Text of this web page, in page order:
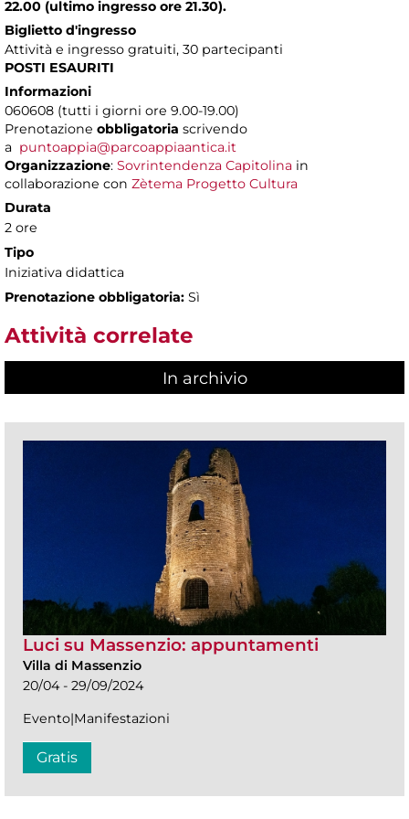
22.00 (ultimo ingresso ore 21.30).
Biglietto d'ingresso
Attività e ingresso gratuiti, 30 partecipanti
POSTI ESAURITI
Informazioni
060608 (tutti i giorni ore 9.00-19.00)
Prenotazione obbligatoria scrivendo
a puntoappia@parcoappiaantica.it
Organizzazione: Sovrintendenza Capitolina in
collaborazione con Zètema Progetto Cultura
Durata
2 ore
Tipo
Iniziativa didattica
Prenotazione obbligatoria: Sì
Attività correlate
In archivio
Luci su Massenzio: appuntamenti
Villa di Massenzio
20/04 - 29/09/2024
Evento|Manifestazioni
Gratis